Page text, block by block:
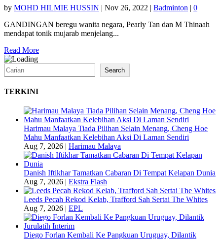
by MOHD HILMIE HUSSIN | Nov 26, 2022 | Badminton | 0
GANDINGAN beregu wanita negara, Pearly Tan dan M Thinaah
mendapat tonik mujarab menjelang...
Read More
Search Search
TERKINI
Harimau Malaya Tiada Pilihan Selain Menang, Cheng Hoe
Mahu Manfaatkan Kelebihan Aksi Di Laman Sendiri
Aug 7, 2026
Harimau Malaya
Danish Iftikhar Tamatkan Cabaran Di Tempat Kelapan Dunia
Aug 7, 2026
Ekstra Flash
Leeds Pecah Rekod Kelab, Trafford Sah Sertai The Whites
Aug 7, 2026
EPL
Diego Forlan Kembali Ke Pangkuan Uruguay, Dilantik